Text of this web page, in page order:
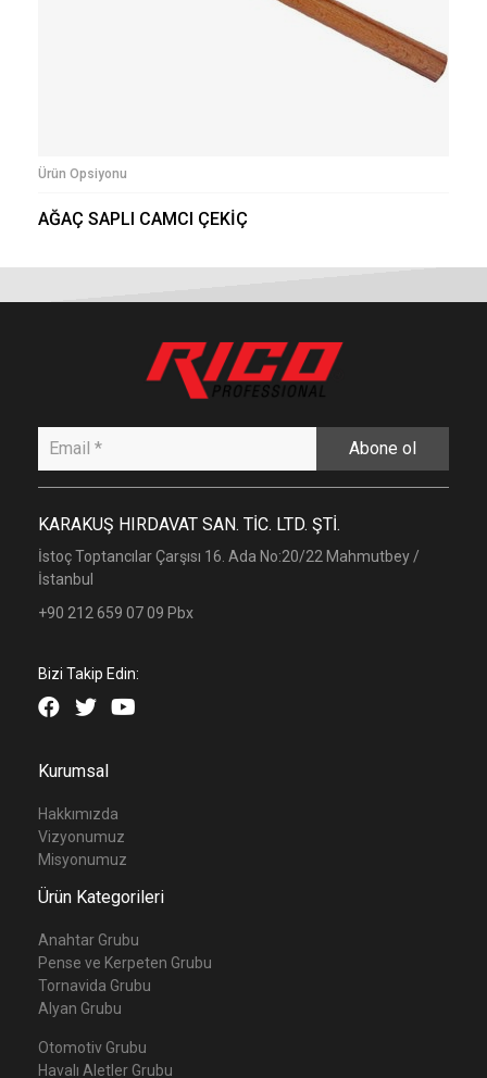
Ürün Opsiyonu
AĞAÇ SAPLI CAMCI ÇEKİÇ
Abone ol
KARAKUŞ HIRDAVAT SAN. TİC. LTD. ŞTİ.
İstoç Toptancılar Çarşısı 16. Ada No:20/22 Mahmutbey /
İstanbul
+90 212 659 07 09 Pbx
Bizi Takip Edin:
Kurumsal
Hakkımızda
Vizyonumuz
Misyonumuz
Ürün Kategorileri
Anahtar Grubu
Pense ve Kerpeten Grubu
Tornavida Grubu
Alyan Grubu
Otomotiv Grubu
Havalı Aletler Grubu